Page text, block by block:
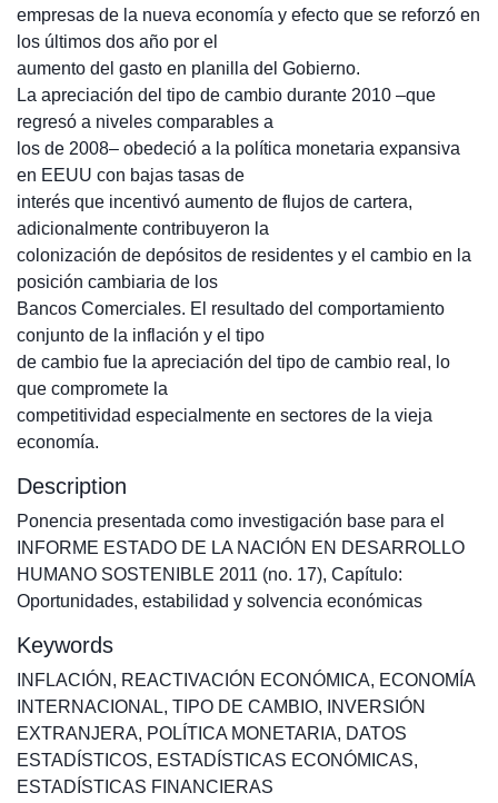
empresas de la nueva economía y efecto que se reforzó en
los últimos dos año por el
aumento del gasto en planilla del Gobierno.
La apreciación del tipo de cambio durante 2010 –que
regresó a niveles comparables a
los de 2008– obedeció a la política monetaria expansiva
en EEUU con bajas tasas de
interés que incentivó aumento de flujos de cartera,
adicionalmente contribuyeron la
colonización de depósitos de residentes y el cambio en la
posición cambiaria de los
Bancos Comerciales. El resultado del comportamiento
conjunto de la inflación y el tipo
de cambio fue la apreciación del tipo de cambio real, lo
que compromete la
competitividad especialmente en sectores de la vieja
economía.
Description
Ponencia presentada como investigación base para el
INFORME ESTADO DE LA NACIÓN EN DESARROLLO
HUMANO SOSTENIBLE 2011 (no. 17), Capítulo:
Oportunidades, estabilidad y solvencia económicas
Keywords
INFLACIÓN , REACTIVACIÓN ECONÓMICA, ECONOMÍA
INTERNACIONAL, TIPO DE CAMBIO,
INVERSIÓN
EXTRANJERA, POLÍTICA MONETARIA, DATOS
ESTADÍSTICOS, ESTADÍSTICAS ECONÓMICAS,
ESTADÍSTICAS FINANCIERAS